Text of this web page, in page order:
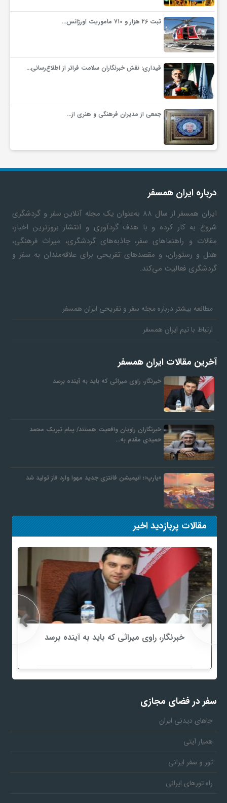
ثبت ۲۶ هزار و ۷۱۰ ماموریت اورژانس…
قیداری: نقش خبرنگاران سلامت فراتر از اطلاع‌رسانی…
جمعی از مدیران فرهنگی و هنری از…
درباره ایران همسفر
ایران همسفر
از سال ۸۸ به‎‌عنوان یک مجله آنلاین سفر و گردشگری
شروع به کار کرده و با هدف گردآوری و انتشار بروزترین اخبار،
مقالات و راهنماهای سفر، جاذبه‌های گردشگری، میراث فرهنگی،
هتل و رستوران، و مقصدهای تفریحی برای علاقه‌مندان به سفر و
گردشگری فعالیت می‌کند.
مطالعه بیشتر درباره مجله سفر و تفریحی ایران همسفر
ارتباط با تیم ایران همسفر
آخرین مقالات ایران همسفر
خبرنگار، راوی میراثی که باید به آینده برسد
خبرنگاران راویان واقعیت هستند/ پیام تبریک محمد
حمیدی مقدم به…
«یارپ»؛ انیمیشن فانتزی جدید مهوا وارد فاز تولید شد
مقالات پربازدید اخیر
خبرنگار، راوی میراثی که باید به آینده برسد
سفر در فضای مجازی
جاهای دیدنی ایران
همیار آیتی
تور و سفر ایرانی
راه تورهای ایرانی